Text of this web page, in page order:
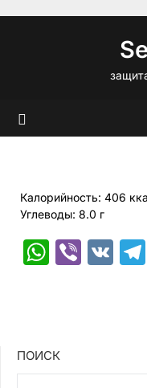
Калорийность: 406
Углеводы: 8.0 г
Viber
VK
ПОИСК